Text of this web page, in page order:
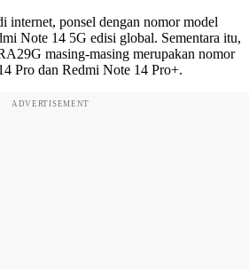
internet, ponsel dengan nomor model
Note 14 5G edisi global. Sementara itu,
masing-masing merupakan nomor
Pro dan Redmi Note 14 Pro+.
ADVERTISEMENT